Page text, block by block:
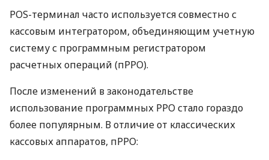
POS-терминал часто используется совместно с
кассовым интегратором, объединяющим учетную
систему с программным регистратором
расчетных операций (пРРО).
После изменений в законодательстве
использование программных РРО стало гораздо
более популярным. В отличие от классических
кассовых аппаратов, пРРО: